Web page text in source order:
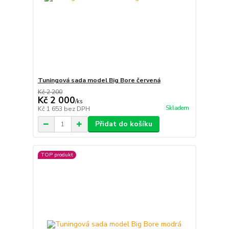
Tuningová sada model Big Bore červená
Kč 2 200
Kč 2 000/ks
Kč 1 653 bez DPH Skladem
Přidat do košíku
TOP produkt